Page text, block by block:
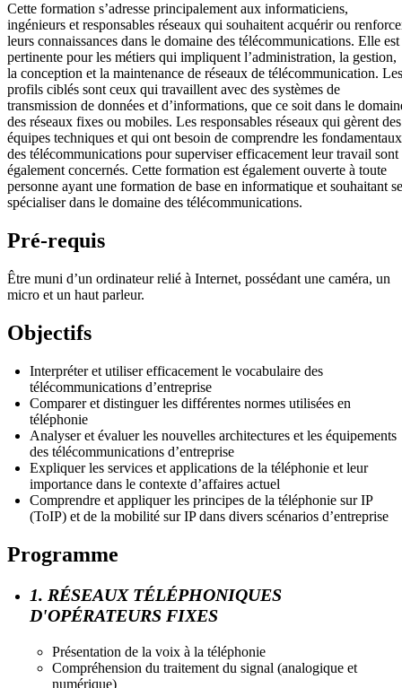
Cette formation s’adresse principalement aux informaticiens,
ingénieurs et responsables réseaux qui souhaitent acquérir ou
leurs connaissances dans le domaine des télécommunications. Elle est
pertinente pour les métiers qui impliquent l’administration, la gestion,
la conception et la maintenance de réseaux de télécommunication. Les
profils ciblés sont ceux qui travaillent avec des systèmes de
transmission de données et d’informations, que ce soit dans le
des réseaux fixes ou mobiles. Les responsables réseaux qui gèrent des
équipes techniques et qui ont besoin de comprendre les fondamentaux
des télécommunications pour superviser efficacement leur travail sont
également concernés. Cette formation est également ouverte à toute
personne ayant une formation de base en informatique et souhaitant se
spécialiser dans le domaine des télécommunications.
Pré-requis
Être muni d’un ordinateur relié à Internet, possédant une caméra, un
micro et un haut parleur.
Objectifs
Interpréter et utiliser efficacement le vocabulaire des
télécommunications d’entreprise
Comparer et distinguer les différentes normes utilisées en
téléphonie
Analyser et évaluer les nouvelles architectures et les équipements
des télécommunications d’entreprise
Expliquer les services et applications de la téléphonie et leur
importance dans le contexte d’affaires actuel
Comprendre et appliquer les principes de la téléphonie sur IP
(ToIP) et de la mobilité sur IP dans divers scénarios d’entreprise
Programme
1. RÉSEAUX TÉLÉPHONIQUES
D'OPÉRATEURS FIXES
Présentation de la voix à la téléphonie
Compréhension du traitement du signal (analogique et
numérique)